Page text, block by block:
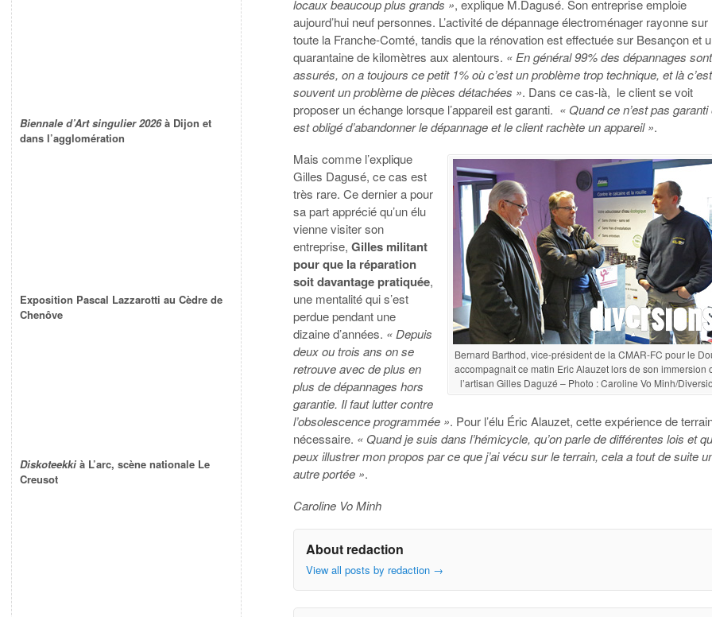
locaux beaucoup plus grands », explique M.Dagusé. Son entreprise emploie
aujourd’hui neuf personnes. L’activité de dépannage électroménager rayonne sur
toute la Franche-Comté, tandis que la rénovation est effectuée sur Besançon et
quarantaine de kilomètres aux alentours. « En général 99% des dépannages sont
assurés, on a toujours ce petit 1% où c’est un problème trop technique, et là c’est
souvent un problème de pièces détachées ». Dans ce cas-là, le client se voit
proposer un échange lorsque l’appareil est garanti. « Quand ce n’est pas garanti
est obligé d’abandonner le dépannage et le client rachète un appareil ».
Bernard Barthod, vice-président de la CMAR-FC pour le
accompagnait ce matin Eric Alauzet lors de son immersion
l’artisan Gilles Daguzé – Photo : Caroline Vo Minh/
Mais comme l’explique
Gilles Dagusé, ce cas est
très rare. Ce dernier a pour
sa part apprécié qu’un élu
vienne visiter son
entreprise, Gilles militant
pour que la réparation
soit davantage pratiquée,
une mentalité qui s’est
perdue pendant une
dizaine d’années. « Depuis
deux ou trois ans on se
retrouve avec de plus en
plus de dépannages hors
garantie. Il faut lutter contre
l’obsolescence programmée ». Pour l’élu Éric Alauzet, cette expérience de
nécessaire. « Quand je suis dans l’hémicycle, qu’on parle de différentes lois et
peux illustrer mon propos par ce que j’ai vécu sur le terrain, cela a tout de suite
autre portée ».
Caroline Vo Minh
About redaction
View all posts by redaction →
Biennale d’Art singulier 2026à Dijon et
dans l’agglomération
Exposition Pascal Lazzarotti au Cèdre de
Chenôve
Diskoteekki à L’arc, scène nationale Le
Creusot